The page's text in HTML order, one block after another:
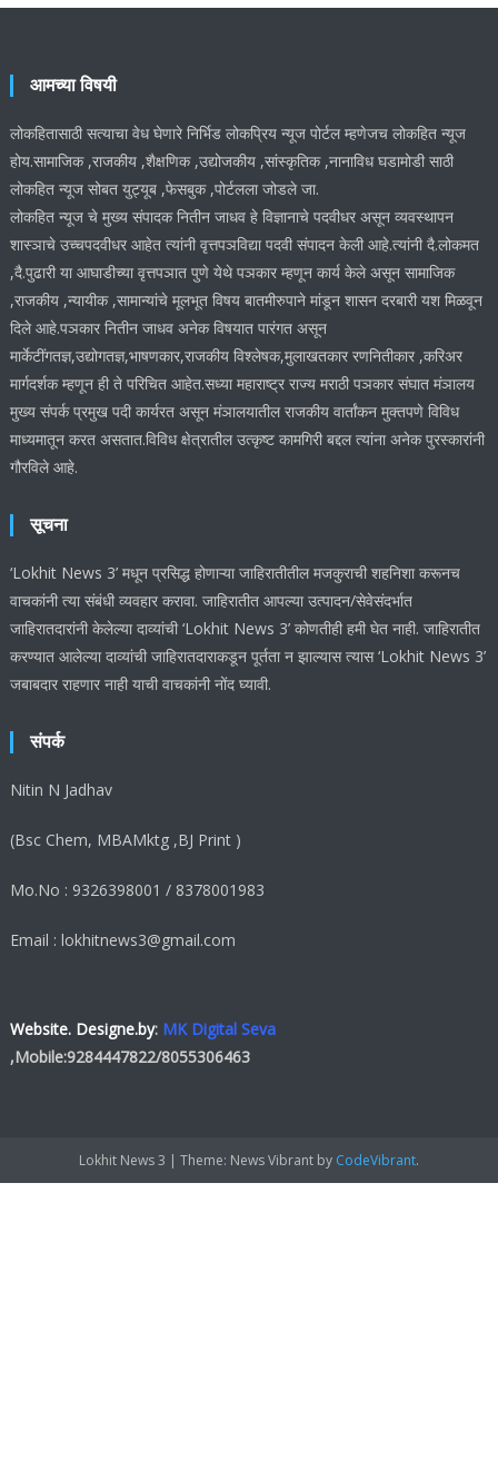
आमच्या विषयी
लोकहितासाठी सत्याचा वेध घेणारे निर्भिड लोकप्रिय न्यूज पोर्टल म्हणेजच लोकहित न्यूज
होय.सामाजिक ,राजकीय ,शैक्षणिक ,उद्योजकीय ,सांस्कृतिक ,नानाविध घडामोडी साठी
लोकहित न्यूज सोबत युट्यूब ,फेसबुक ,पोर्टलला जोडले जा.
लोकहित न्यूज चे मुख्य संपादक नितीन जाधव हे विज्ञानाचे पदवीधर असून व्यवस्थापन
शास्ञाचे उच्चपदवीधर आहेत त्यांनी वृत्तपञविद्या पदवी संपादन केली आहे.त्यांनी दै.लोकमत
,दै.पुढारी या आघाडीच्या वृत्तपञात पुणे येथे पञकार म्हणून कार्य केले असून सामाजिक
,राजकीय ,न्यायीक ,सामान्यांचे मूलभूत विषय बातमीरुपाने मांडून शासन दरबारी यश मिळवून
दिले आहे.पञकार नितीन जाधव अनेक विषयात पारंगत असून
मार्केटींगतज्ञ,उद्योगतज्ञ,भाषणकार,राजकीय विश्लेषक,मुलाखतकार रणनितीकार ,करिअर
मार्गदर्शक म्हणून ही ते परिचित आहेत.सध्या महाराष्ट्र राज्य मराठी पञकार संघात मंञालय
मुख्य संपर्क प्रमुख पदी कार्यरत असून मंञालयातील राजकीय वार्तांकन मुक्तपणे विविध
माध्यमातून करत असतात.विविध क्षेत्रातील उत्कृष्ट कामगिरी बद्दल त्यांना अनेक पुरस्कारांनी
गौरविले आहे.
सूचना
‘Lokhit News 3’ मधून प्रसिद्ध होणाऱ्या जाहिरातीतील मजकुराची शहनिशा करूनच
वाचकांनी त्या संबंधी व्यवहार करावा. जाहिरातीत आपल्या उत्पादन/सेवेसंदर्भात
जाहिरातदारांनी केलेल्या दाव्यांची ‘Lokhit News 3’ कोणतीही हमी घेत नाही. जाहिरातीत
करण्यात आलेल्या दाव्यांची जाहिरातदाराकडून पूर्तता न झाल्यास त्यास ‘Lokhit News 3’
जबाबदार राहणार नाही याची वाचकांनी नोंद घ्यावी.
संपर्क
Nitin N Jadhav
(Bsc Chem, MBAMktg ,BJ Print )
Mo.No : 9326398001 / 8378001983
Email : lokhitnews3@gmail.com
Website. Designe.by: MK Digital Seva
,Mobile:9284447822/8055306463
Lokhit News 3 | Theme: News Vibrant by CodeVibrant.